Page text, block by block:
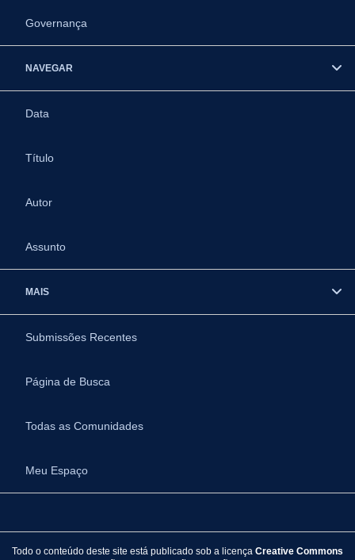
Governança
NAVEGAR
Data
Título
Autor
Assunto
MAIS
Submissões Recentes
Página de Busca
Todas as Comunidades
Meu Espaço
Todo o conteúdo deste site está publicado sob a licença Creative Commons